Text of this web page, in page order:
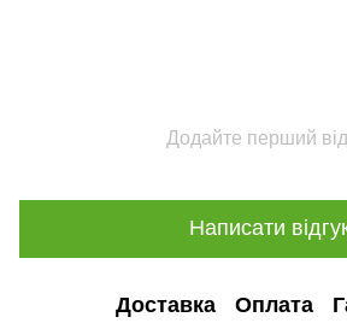
Додайте перший
Написати
Доставка Оплата